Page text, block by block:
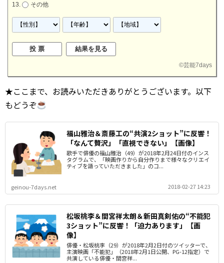
その他
©芸能7days
★ここまで、お読みいただきありがとうございます。以下
もどうぞ
福山雅治＆斎藤工の“共演2ショット”に反響！
「なんて贅沢」「直視できない」【画像】
歌手で俳優の福山雅治（49）が2018年2月24日付のインス
タグラムで、「映画作りから自分作りまで様々なクリエイ
ティブを語っていただきました」のコ...
geinou-7days.net 2018-02-27 14:23
松坂桃李＆間宮祥太朗＆新田真剣佑の“不能犯
3ショット”に反響！「迫力あります」【画
像】
俳優・松坂桃李（29）が2018年2月2日付のツイッターで、
主演映画「不能犯」（2018年2月1日公開、PG-12指定）で
共演している俳優・間宮祥...